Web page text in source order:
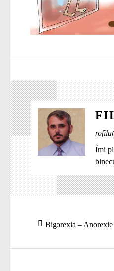
Îmi
Navigare
articole
Articolul
Bigorexia – Anorexie